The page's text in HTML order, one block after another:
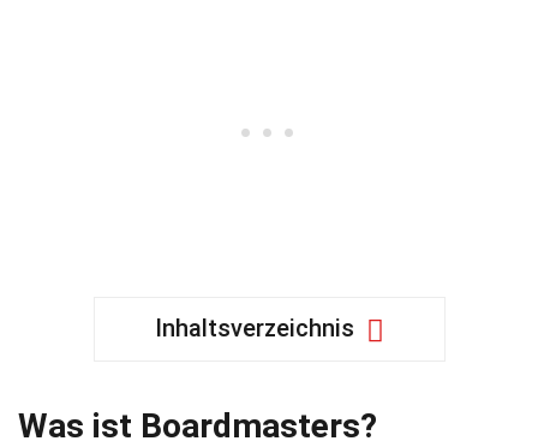
Inhaltsverzeichnis
Was ist Boardmasters?